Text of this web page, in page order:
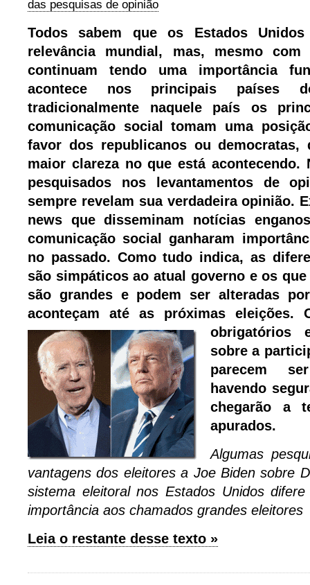
das pesquisas de opinião
Todos sabem que os Estados
relevância mundial, mas, mesmo
continuam tendo uma importância
acontece nos principais países
tradicionalmente naquele país os
comunicação social tomam uma
favor dos republicanos ou democratas,
maior clareza no que está acontecendo.
pesquisados nos levantamentos de
sempre revelam sua verdadeira opinião.
news que disseminam notícias
comunicação social ganharam
no passado. Como tudo indica, as
são simpáticos ao atual governo e os
são grandes e podem ser alteradas
aconteçam até as próximas eleições.
obrigatórios
sobre a
parecem
havendo
chegarão a
apurados.
Algumas
vantagens dos eleitores a Joe Biden sobre
sistema eleitoral nos Estados Unidos
importância aos chamados grandes eleitores
Leia o restante desse texto »